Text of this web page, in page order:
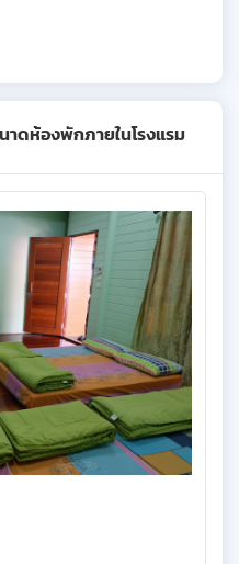
ดห้องพักภายในโรงแรม